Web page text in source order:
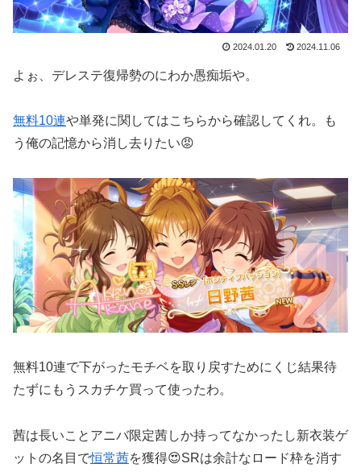
2024.01.20 2024.11.06
よぉ、デレステ復帰勢のにわか愚痴垢や。
無料10連や単発に関してはこちらから確認してくれ。も
う俺の記憶から消し去りたい😡
無料10連で下がったモチベを取り戻すためにくじ結果待
たずにもうスカチケ買って使ったわ。
茜は長いことアニバ限定茜しか持ってなかったし新衣装ゲ
ットの名目で恒常茜を獲得😍SRは余計なロード枠を消す